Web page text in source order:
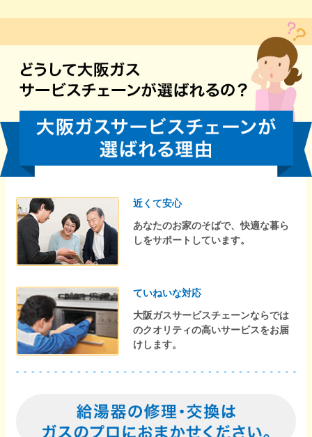
近くて安心
あなたのお家のそばで、快適な暮ら
しをサポートしています。
ていねいな対応
大阪ガスサービスチェーンならでは
のクオリティの高いサービスをお届
けします。